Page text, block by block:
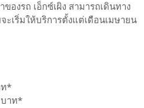
ของรถ เอ็กซ์เผิง สามารถเดินทาง
เริ่มให้บริการตั้งแต่เดือนเมษายน
ท*
บาท*